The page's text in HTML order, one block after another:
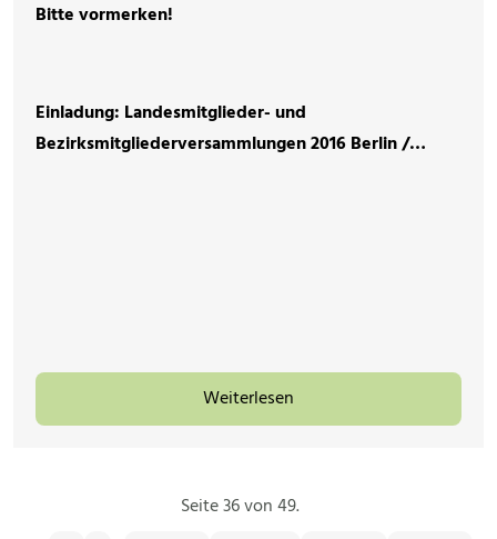
Bitte vormerken!
Einladung: Landesmitglieder- und
Bezirksmitgliederversammlungen 2016 Berlin /…
Weiterlesen
Seite 36 von 49.